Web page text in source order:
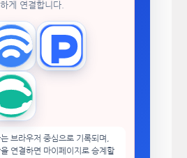
게 연결합니다.
WalletConnectTokenPocket
imToken
브라우저 중심으로 기록되며,
연결하면 마이페이지로 승계할